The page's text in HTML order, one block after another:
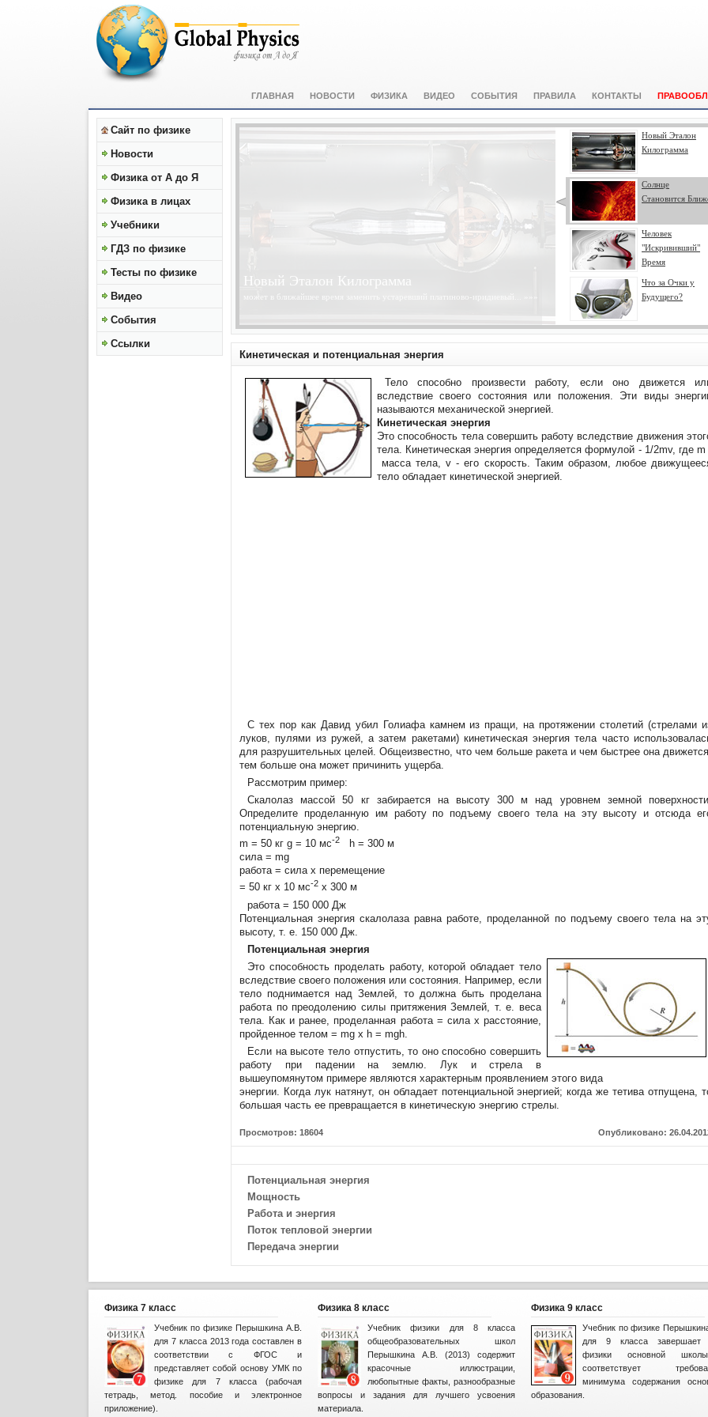
ГЛАВНАЯ НОВОСТИ ФИЗИКА ВИДЕО СОБЫТИЯ ПРАВИЛА КОНТАКТЫ
Сайт по физике
Новости
Физика от А до Я
Физика в лицах
Учебники
ГДЗ по физике
Тесты по физике
Видео
События
Ссылки
Новый Эталон
Килограмма
Солнце
Становится
Человек
"Искрививший"
Время
Что за Очки у
Будущего?
Солнце Становится Ближе
получены изображения высокого разрешения Солнца с космической
Кинетическая и потенциальная энергия
Тело способно произвести работу, если оно движется
вследствие своего состояния или положения. Эти виды
называются механической энергией.
Кинетическая энергия
Это способность тела совершить работу вследствие движения
тела. Кинетическая энергия определяется формулой - 1/2mv, где m
масса тела, v - его скорость. Таким образом, любое
тело обладает кинетической энергией.
С тех пор как Давид убил Голиафа камнем из пращи, на протяжении столетий (стрелами
луков, пулями из ружей, а затем ракетами) кинетическая энергия тела часто
для разрушительных целей. Общеизвестно, что чем больше ракета и чем быстрее она
тем больше она может причинить ущерба.
Рассмотрим пример:
Скалолаз массой 50 кг забирается на высоту 300 м над уровнем земной
Определите проделанную им работу по подъему своего тела на эту высоту и отсюда
потенциальную энергию.
m = 50 кг g = 10 мс-2
h = 300 м
сила = mg
работа = сила х перемещение
= 50 кг х 10 мс-2 х 300 м
работа = 150 000 Дж
Потенциальная энергия скалолаза равна работе, проделанной по подъему своего тела на
высоту, т. е. 150 000 Дж.
Потенциальная энергия
Это способность проделать работу, которой обладает тело
вследствие своего положения или состояния. Например, если
тело поднимается над Землей, то должна быть проделана
работа по преодолению силы притяжения Землей, т. е. веса
тела. Как и ранее, проделанная работа = сила х расстояние,
пройденное телом = mg х h = mgh.
Если на высоте тело отпустить, то оно способно совершить
работу при падении на землю. Лук и стрела в
вышеупомянутом примере являются характерным проявлением этого вида
энергии. Когда лук натянут, он обладает потенциальной энергией; когда же тетива отпущена,
большая часть ее превращается в кинетическую энергию стрелы.
Просмотров: 18604 Опубликовано:
Потенциальная энергия
Мощность
Работа и энергия
Поток тепловой энергии
Передача энергии
Физика 7 класс
Учебник по физике Перышкина А.В.
для 7 класса 2013 года составлен в
соответствии с ФГОС и
представляет собой основу УМК по
физике для 7 класса (рабочая
тетрадь, метод. пособие и электронное
приложение).
Физика 8 класс
Учебник физики для 8 класса
общеобразовательных школ
Перышкина А.В. (2013) содержит
красочные иллюстрации,
любопытные факты, разнообразные
вопросы и задания для лучшего усвоения
материала.
Физика 9 класс
Учебник по физике
для 9 класса завершает
физики основной
соответствует
минимума содержания
образования.